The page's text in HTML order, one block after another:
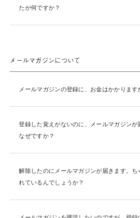
たが何ですか？
メールマガジンについて
メールマガジンの登録に、お金はかかります
登録した覚えがないのに、メールマガジンが
なぜですか？
解除したのにメールマガジンが届きます。ち
れているんでしょうか？